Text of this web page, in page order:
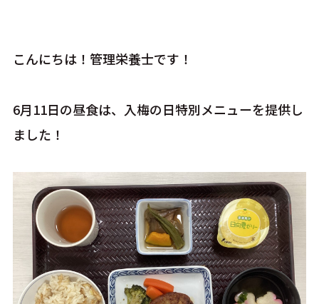
こんにちは！管理栄養士です！
6月11日の昼食は、入梅の日特別メニューを提供し
ました！